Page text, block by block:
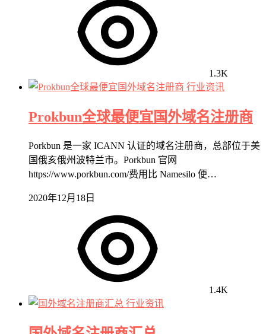
1.3K
行业资讯
Prokbun全球最便宜国外域名注册商
Porkbun 是一家 ICANN 认证的域名注册商，总部位于美
国俄亥俄州波特兰市。Porkbun 官网
https://www.porkbun.com/费用比 Namesilo 便…
2020年12月18日
1.4K
行业资讯